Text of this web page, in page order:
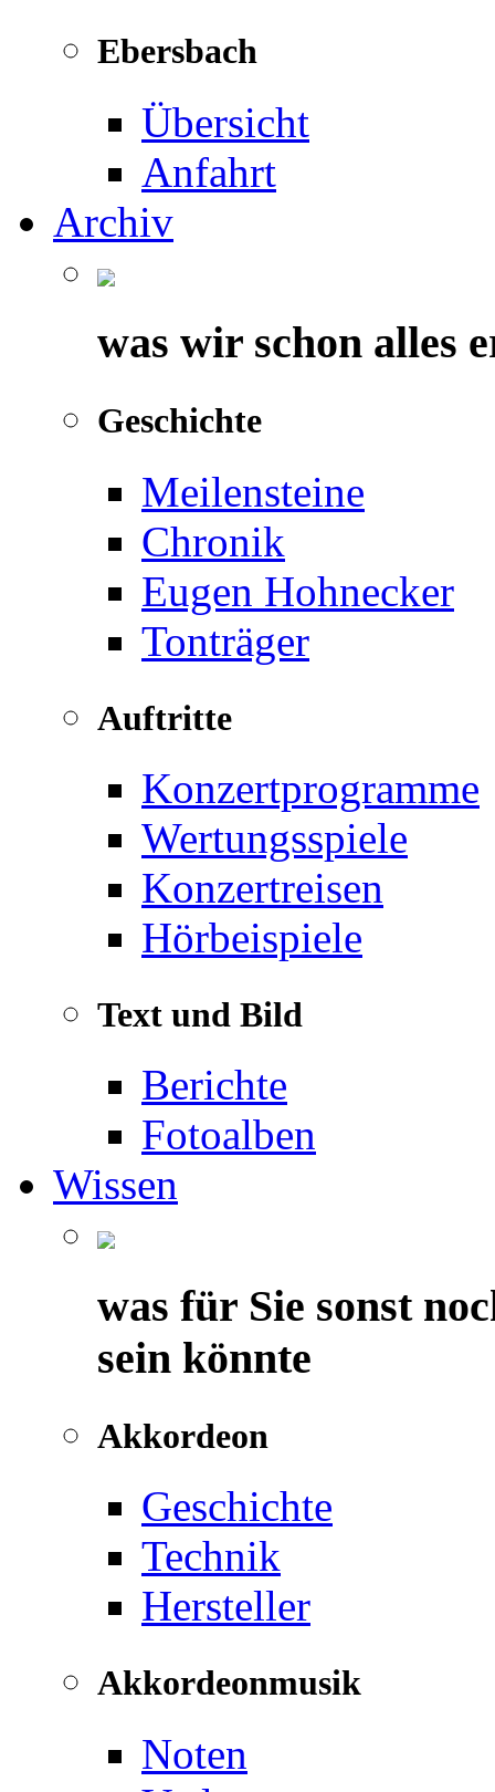
Ebersbach
Übersicht
Anfahrt
Archiv
was wir schon alles
Geschichte
Meilensteine
Chronik
Eugen Hohnecker
Tonträger
Auftritte
Konzertprogramme
Wertungsspiele
Konzertreisen
Hörbeispiele
Text und Bild
Berichte
Fotoalben
Wissen
was für Sie sonst
sein könnte
Akkordeon
Geschichte
Technik
Hersteller
Akkordeonmusik
Noten